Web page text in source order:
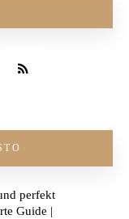
perfekt
Guide |